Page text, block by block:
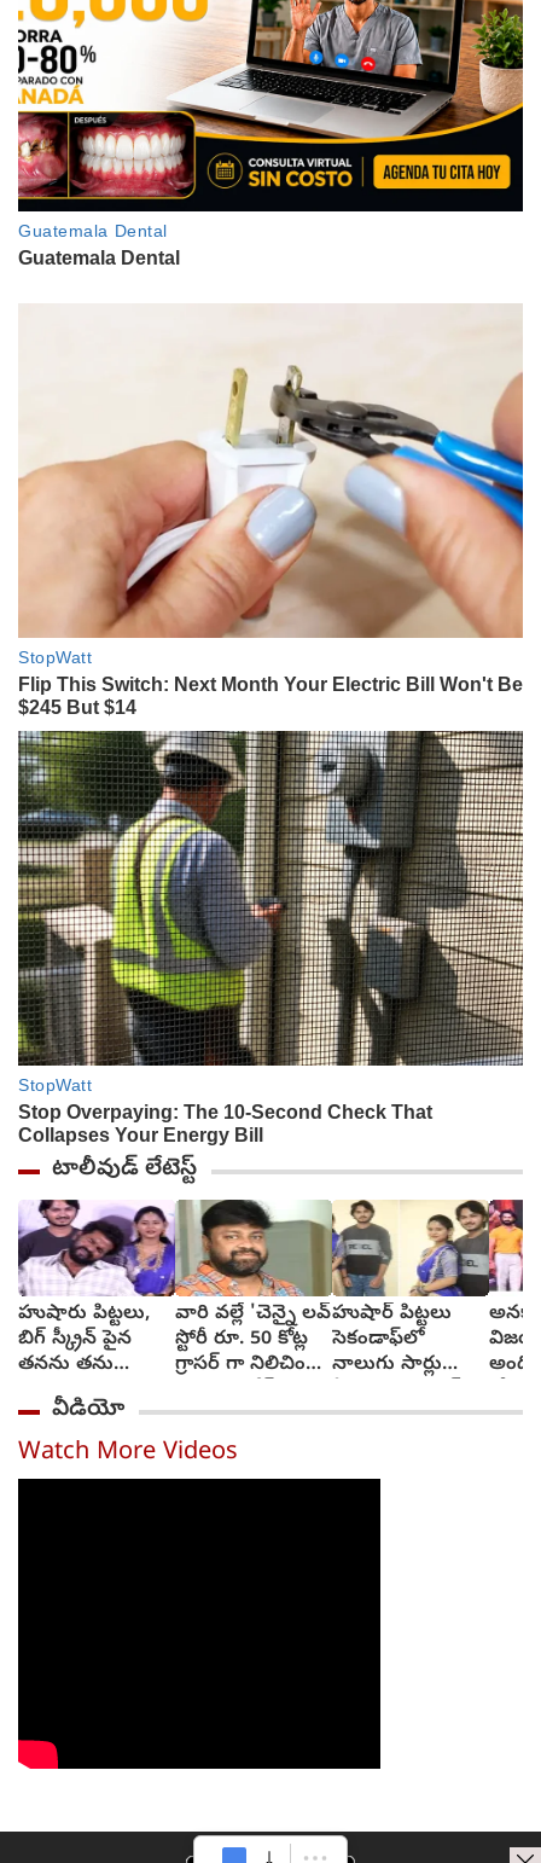
టాలీవుడ్ లేటెస్ట్
హుషారు పిట్టలు,
బిగ్ స్క్రీన్ పైన
తనను తను
చూసుకుని చెంప
పగలగొట్టుకున్న
నటుడు, వీడియో
వైరల్
వారి వల్లే 'చెన్నై లవ్
స్టోరీ రూ. 50 కోట్ల
గ్రాసర్ గా నిలిచింది -
హుషార్‌ పిట్టలు
సెకండాఫ్‌లో
నాలుగు సార్లు
అర్జున్‌
సోనూ
వీడియో
Watch More Videos